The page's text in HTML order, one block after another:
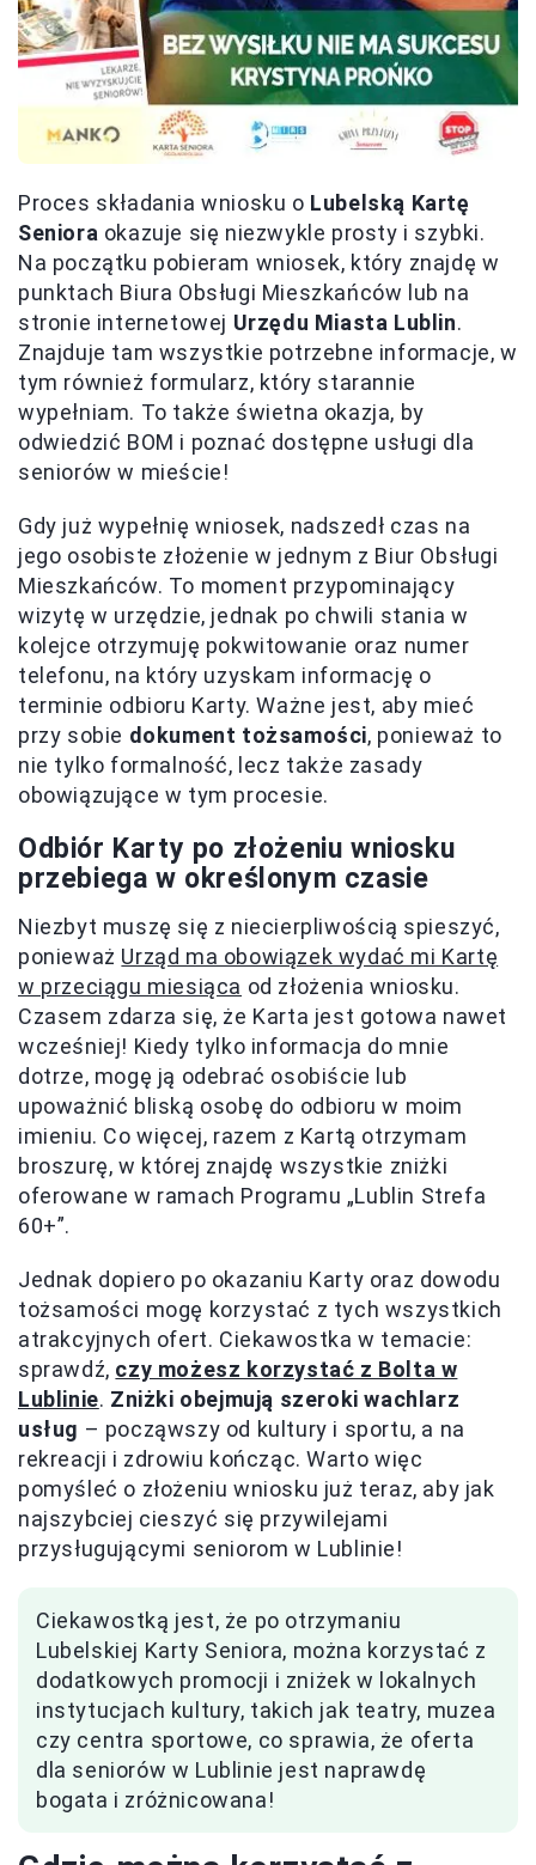
Proces składania wniosku o Lubelską Kartę
Seniora okazuje się niezwykle prosty i szybki.
Na początku pobieram wniosek, który znajdę w
punktach Biura Obsługi Mieszkańców lub na
stronie internetowej Urzędu Miasta Lublin.
Znajduje tam wszystkie potrzebne informacje, w
tym również formularz, który starannie
wypełniam. To także świetna okazja, by
odwiedzić BOM i poznać dostępne usługi dla
seniorów w mieście!
Gdy już wypełnię wniosek, nadszedł czas na
jego osobiste złożenie w jednym z Biur Obsługi
Mieszkańców. To moment przypominający
wizytę w urzędzie, jednak po chwili stania w
kolejce otrzymuję pokwitowanie oraz numer
telefonu, na który uzyskam informację o
terminie odbioru Karty. Ważne jest, aby mieć
przy sobie dokument tożsamości, ponieważ to
nie tylko formalność, lecz także zasady
obowiązujące w tym procesie.
Odbiór Karty po złożeniu wniosku
przebiega w określonym czasie
Niezbyt muszę się z niecierpliwością spieszyć,
ponieważ Urząd ma obowiązek wydać mi Kartę
w przeciągu miesiąca od złożenia wniosku.
Czasem zdarza się, że Karta jest gotowa nawet
wcześniej! Kiedy tylko informacja do mnie
dotrze, mogę ją odebrać osobiście lub
upoważnić bliską osobę do odbioru w moim
imieniu. Co więcej, razem z Kartą otrzymam
broszurę, w której znajdę wszystkie zniżki
oferowane w ramach Programu „Lublin Strefa
60+”.
Jednak dopiero po okazaniu Karty oraz dowodu
tożsamości mogę korzystać z tych wszystkich
atrakcyjnych ofert. Ciekawostka w temacie:
sprawdź, czy możesz korzystać z Bolta w
Lublinie. Zniżki obejmują szeroki wachlarz
usług – począwszy od kultury i sportu, a na
rekreacji i zdrowiu kończąc. Warto więc
pomyśleć o złożeniu wniosku już teraz, aby jak
najszybciej cieszyć się przywilejami
przysługującymi seniorom w Lublinie!
Ciekawostką jest, że po otrzymaniu
Lubelskiej Karty Seniora, można korzystać z
dodatkowych promocji i zniżek w lokalnych
instytucjach kultury, takich jak teatry, muzea
czy centra sportowe, co sprawia, że oferta
dla seniorów w Lublinie jest naprawdę
bogata i zróżnicowana!